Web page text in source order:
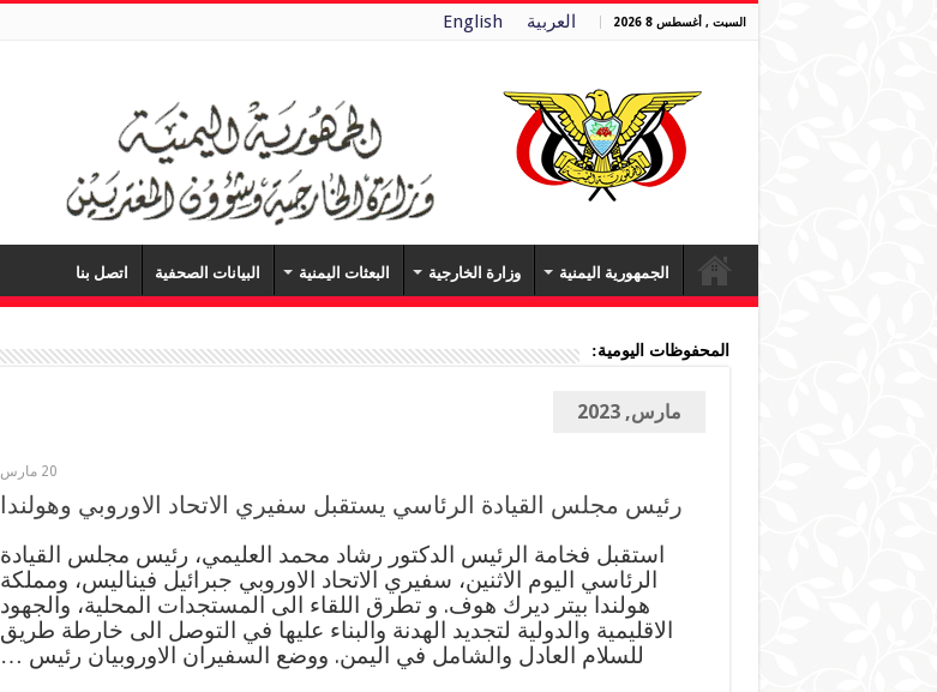
السبت , أغسطس 8 2026 العربية English
الجمهورية اليمنية وزارة الخارجية البعثات اليمنية البيانات الصحفية اتصل بنا
المحفوظات اليومية:
مارس, 2023
20 مارس
رئيس مجلس القيادة الرئاسي يستقبل سفيري الاتحاد الاوروبي وهولندا
استقبل فخامة الرئيس الدكتور رشاد محمد العليمي، رئيس مجلس القيادة
الرئاسي اليوم الاثنين، سفيري الاتحاد الاوروبي جبرائيل فيناليس، ومملكة
هولندا بيتر ديرك هوف. و تطرق اللقاء الى المستجدات المحلية، والجهود
الاقليمية والدولية لتجديد الهدنة والبناء عليها في التوصل الى خارطة طريق
للسلام العادل والشامل في اليمن. ووضع السفيران الاوروبيان رئيس …